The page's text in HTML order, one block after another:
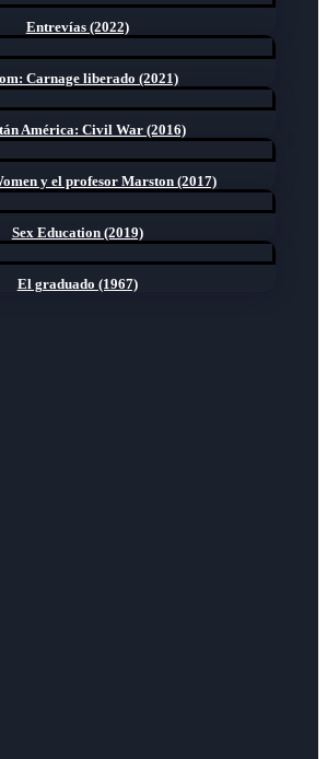
Entrevías (2022)
Carnage liberado (2021)
América: Civil War (2016)
y el profesor Marston (2017)
Sex Education (2019)
El graduado (1967)